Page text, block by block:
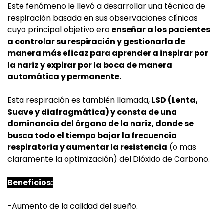
Este fenómeno le llevó a desarrollar una técnica de
respiración basada en sus observaciones clínicas
cuyo principal objetivo era enseñar a los pacientes
a controlar su respiración y gestionarla de
manera más eficaz para aprender a inspirar por
la nariz y expirar por la boca de manera
automática y permanente.
Esta respiración es también llamada, LSD (Lenta,
Suave y diafragmática) y consta de una
dominancia del órgano de la nariz, donde se
busca todo el tiempo bajar la frecuencia
respiratoria y aumentar la resistencia (o mas
claramente la optimización) del Dióxido de Carbono.
Beneficios:
-Aumento de la calidad del sueño.